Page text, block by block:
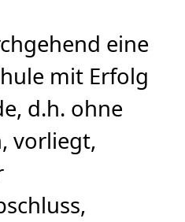
eine
mit Erfolg
d.h. ohne
vorliegt,